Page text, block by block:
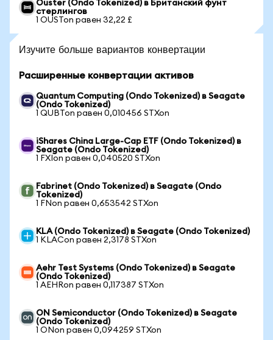
Ouster (Ondo Tokenized) в Британский фунт
стерлингов
1 OUSTon равен 32,22 £
Изучите больше вариантов конвертации
Расширенные конвертации активов
Quantum Computing (Ondo Tokenized) в Seagate
(Ondo Tokenized)
1 QUBTon равен 0,010456 STXon
iShares China Large-Cap ETF (Ondo Tokenized) в
Seagate (Ondo Tokenized)
1 FXIon равен 0,040520 STXon
Fabrinet (Ondo Tokenized) в Seagate (Ondo
Tokenized)
1 FNon равен 0,653542 STXon
KLA (Ondo Tokenized) в Seagate (Ondo Tokenized)
1 KLACon равен 2,3178 STXon
Aehr Test Systems (Ondo Tokenized) в Seagate
(Ondo Tokenized)
1 AEHRon равен 0,117387 STXon
ON Semiconductor (Ondo Tokenized) в Seagate
(Ondo Tokenized)
1 ONon равен 0,094259 STXon